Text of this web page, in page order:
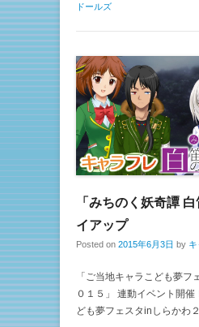
ドールズ
「みちのく妖奇譚
イアップ
Posted on 2015年6月3日 by
「ご当地キャラこども夢フ
０１５」 連動イベント開催
ども夢フェスタinしらかわ